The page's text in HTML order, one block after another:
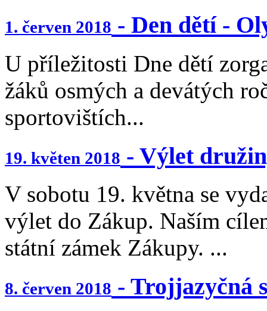
1. červen 2018 - Den dětí -
U příležitosti Dne dětí
žáků osmých a devátých
sportovištích...
19. květen 2018 - Výlet
V sobotu 19. května se
výlet do Zákup. Naším
státní zámek Zákupy. ...
8. červen 2018 - Trojjazyčná